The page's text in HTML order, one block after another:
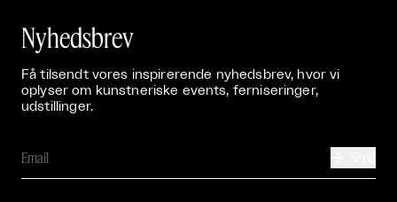
Nyhedsbrev
Få tilsendt vores inspirerende nyhedsbrev, hvor vi
oplyser om kunstneriske events, ferniseringer,
udstillinger.